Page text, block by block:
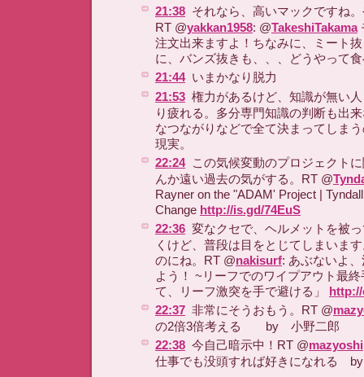
21:38 それなら、高いマックですね
RT @yakkan1958: @TakeshiTakama
注文出来ますよ！ちなみに、ミート
に、バンズ抜きも、、、どうやって
21:44 いまかなり脱力
21:53 権力があるけど、知識が無い
り疲れる。多分専門知識の判断も出
なつながりなどで全て決まってしま
現実。
22:24 この気候変動のプロジェクト
んか遠い過去の気がする。RT @
Rayner on the "ADAM' Project |
Change http://is.gd/74EuS
22:36 変なクセで、ヘルメットを被
くけど、普段は目をとじてしまいま
のにね。RT @nakisurf: あぶないよ
よう！ ~リーフでのワイプアウト最
て、リーフ激突を手で避ける」
22:37 非常にそうおもう。RT @
の2倍3倍考える by 小野
22:38 今自己暗示中！RT @mazyoshi
仕事でも没頭すれば好きになれる